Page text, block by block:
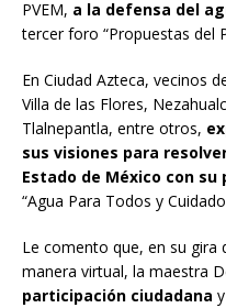
PVEM, a la defensa del
tercer foro “Propuestas del
En Ciudad Azteca, vecinos
Villa de las Flores,
Tlalnepantla, entre otros,
sus visiones para
Estado de México con
“Agua Para Todos y
Le comento que, en su gira
manera virtual, la maestra
participación ciudadana